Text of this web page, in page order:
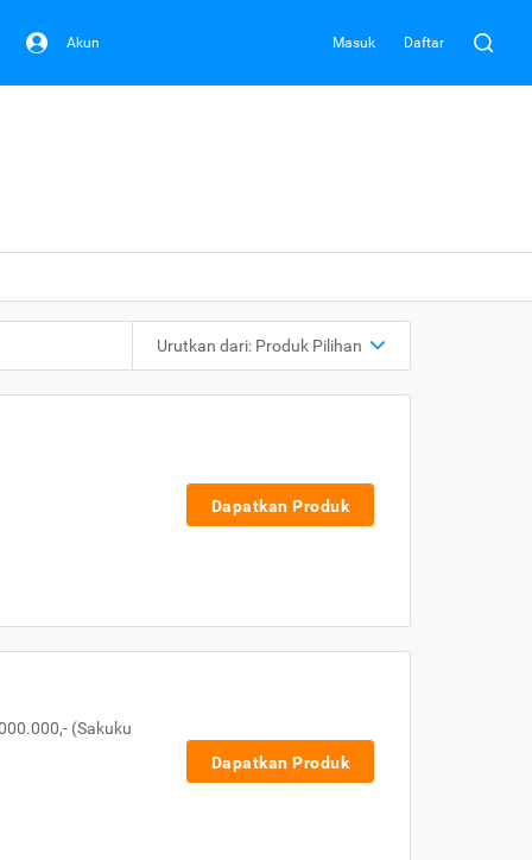
Akun Masuk Daftar
Urutkan dari: Produk Pilihan
Dapatkan Produk
(Sakuku
Dapatkan Produk